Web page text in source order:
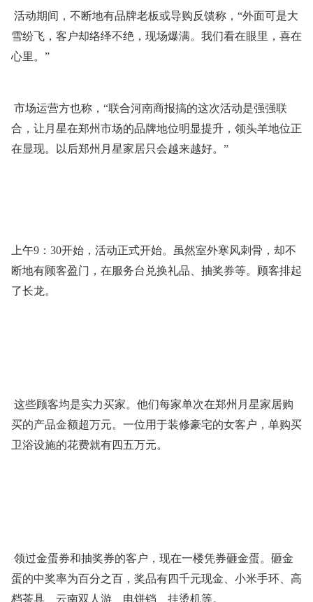
活动期间，不断地有品牌老板或导购反馈称，“外面可是大
雪纷飞，客户却络绎不绝，现场爆满。我们看在眼里，喜在
心里。”
市场运营方也称，“联合河南商报搞的这次活动是强强联
合，让月星在郑州市场的品牌地位明显提升，领头羊地位正
在显现。以后郑州月星家居只会越来越好。”
上午9：30开始，活动正式开始。虽然室外寒风刺骨，却不
断地有顾客盈门，在服务台兑换礼品、抽奖券等。顾客排起
了长龙。
这些顾客均是实力买家。他们每家单次在郑州月星家居购
买的产品金额超万元。一位用于装修豪宅的女客户，单购买
卫浴设施的花费就有四五万元。
领过金蛋券和抽奖券的客户，现在一楼凭券砸金蛋。砸金
蛋的中奖率为百分之百，奖品有四千元现金、小米手环、高
档茶具、云南双人游、电饼铛、挂烫机等。